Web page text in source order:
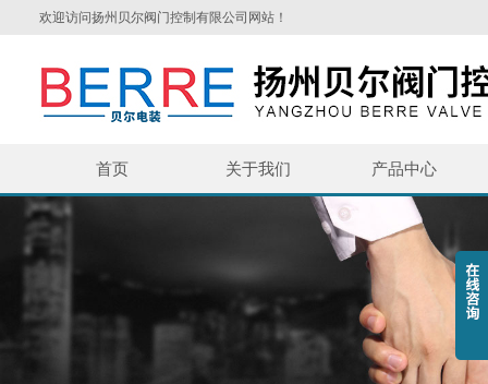
欢迎访问扬州贝尔阀门控制有限公司网站！
首页 关于我们 产品中心